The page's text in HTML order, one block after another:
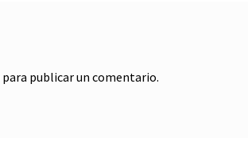
para publicar un comentario.